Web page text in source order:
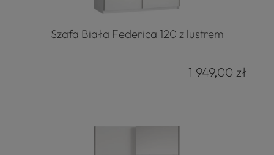
Szafa Biała Federica 120 z lustrem
1 949,00 zł